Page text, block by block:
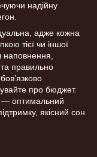
надійну
адже кожна
тієї чи іншої
наповнення,
та правильно
про бюджет.
— оптимальний
якісний сон